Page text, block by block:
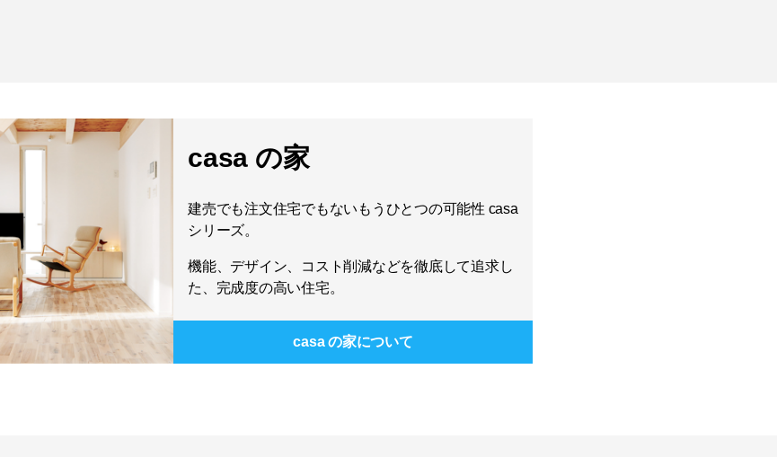
casa の家
建売でも注文住宅でもないもうひとつの可能性 casa
シリーズ。
機能、デザイン、コスト削減などを徹底して追求し
た、完成度の高い住宅。
casa の家について